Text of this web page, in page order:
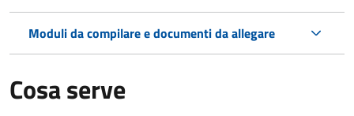
Moduli da compilare e documenti da allegare
Cosa serve